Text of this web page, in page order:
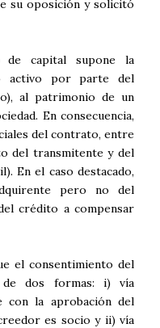
su oposición y solicitó
de capital supone la
activo por parte del
al patrimonio de un
En consecuencia,
del contrato, entre
del transmitente y del
En el caso destacado,
pero no del
crédito a compensar
el consentimiento del
dos formas: i) vía
con la aprobación del
es socio y ii) vía